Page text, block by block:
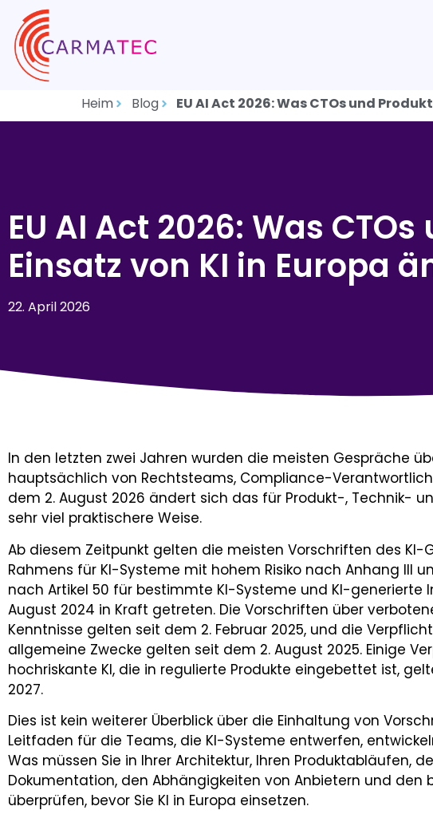
Heim Blog EU AI Act 2026: Was CTOs und
EU AI Act 2026: Was
Einsatz von KI in Europa
22. April 2026
In den letzten zwei Jahren wurden die meisten Gespräche
hauptsächlich von Rechtsteams, Compliance-
dem 2. August 2026 ändert sich das für Produkt-, Technik-
sehr viel praktischere Weise.
Ab diesem Zeitpunkt gelten die meisten Vorschriften des KI-
Rahmens für KI-Systeme mit hohem Risiko nach Anhang III
nach Artikel 50 für bestimmte KI-Systeme und KI-generierte
August 2024 in Kraft getreten. Die Vorschriften über
Kenntnisse gelten seit dem 2. Februar 2025, und die
allgemeine Zwecke gelten seit dem 2. August 2025. Einige
hochriskante KI, die in regulierte Produkte eingebettet ist,
2027.
Dies ist kein weiterer Überblick über die Einhaltung von
Leitfaden für die Teams, die KI-Systeme entwerfen,
Was müssen Sie in Ihrer Architektur, Ihren Produktabläufen,
Dokumentation, den Abhängigkeiten von Anbietern und den
überprüfen, bevor Sie KI in Europa einsetzen.